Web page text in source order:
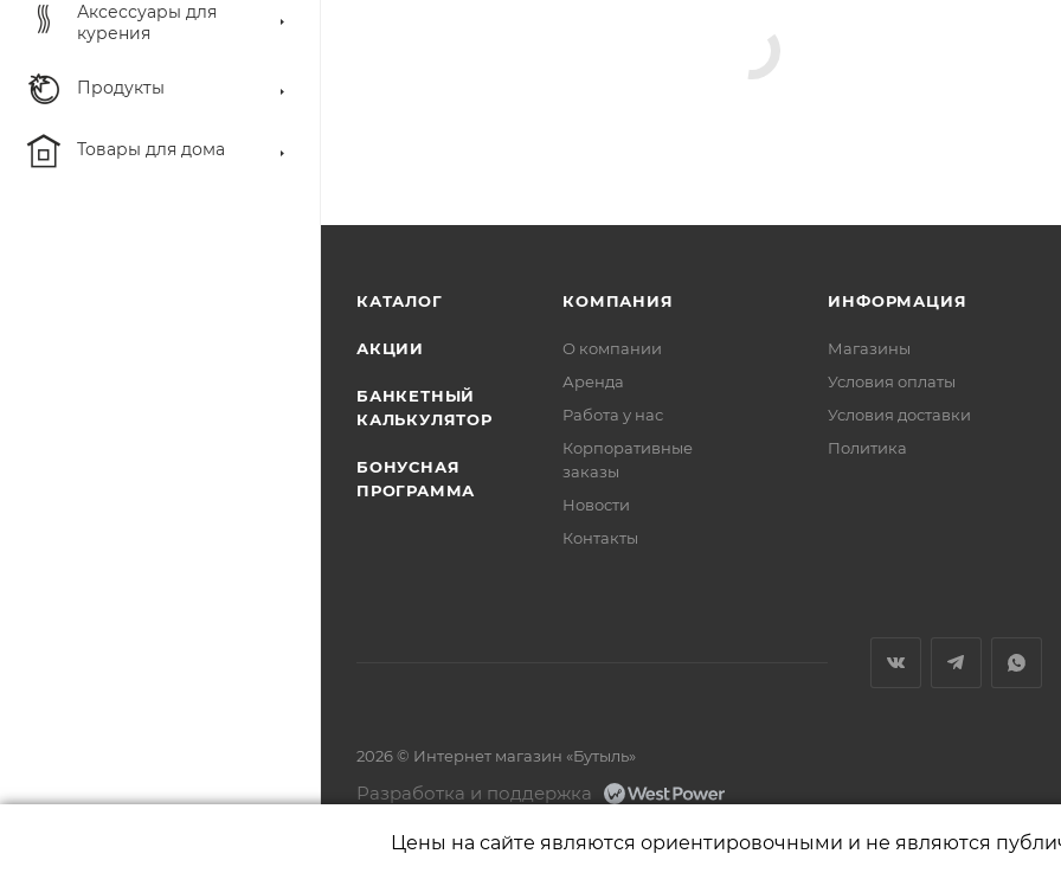
Аксессуары для
курения
Продукты
Товары для дома
КАТАЛОГ
АКЦИИ
БАНКЕТНЫЙ
КАЛЬКУЛЯТОР
БОНУСНАЯ
ПРОГРАММА
КОМПАНИЯ
О компании
Аренда
Работа у нас
Корпоративные
заказы
Новости
Контакты
ИНФОРМАЦИЯ
Магазины
Условия оплаты
Условия доставки
Политика
2026 © Интернет магазин «Бутыль»
Разработка и поддержка
Цены на сайте являются ориентировочными и не являются